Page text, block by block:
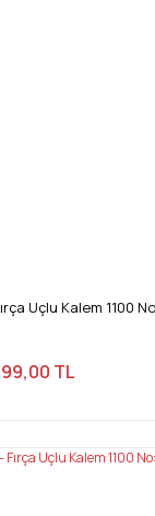
Uçlu Kalem 1100
99,00 TL